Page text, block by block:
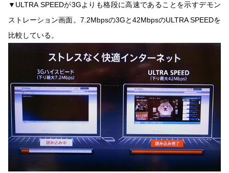
▼ULTRA SPEEDが3Gよりも格段に高速であることを示すデモン
ストレーション画面。7.2Mbpsの3Gと42MbpsのULTRA SPEEDを
比較している。